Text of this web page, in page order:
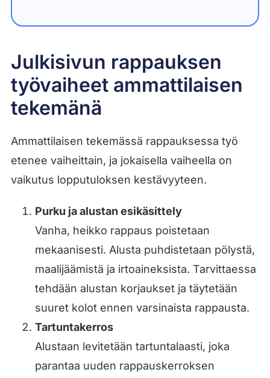
Julkisivun rappauksen
työvaiheet ammattilaisen
tekemänä
Ammattilaisen tekemässä rappauksessa työ
etenee vaiheittain, ja jokaisella vaiheella on
vaikutus lopputuloksen kestävyyteen.
Purku ja alustan esikäsittely
Vanha, heikko rappaus poistetaan
mekaanisesti. Alusta puhdistetaan pölystä,
maalijäämistä ja irtoaineksista. Tarvittaessa
tehdään alustan korjaukset ja täytetään
suuret kolot ennen varsinaista rappausta.
Tartuntakerros
Alustaan levitetään tartuntalaasti, joka
parantaa uuden rappauskerroksen